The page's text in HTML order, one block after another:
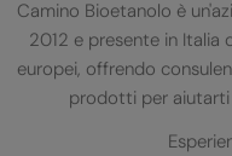
Camino Bioetanolo è
2012 e presente in Italia
europei, offrendo
prodotti per aiutarti